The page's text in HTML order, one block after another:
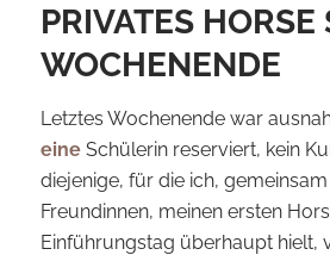
PRIVATES HORSE
WOCHENENDE
Letztes Wochenende war
eineSchülerin reserviert, kein
diejenige, für die ich,
Freundinnen, meinen ersten
Einführungstag überhaupt hielt,